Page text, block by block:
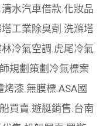
.清水汽車借款.化妝品
工業除臭劑 .洗滌塔
林冷氣空調.虎尾冷氣
規劃策劃 冷氣標案
烤漆.無膜標.ASA國
買賣.遊艇銷售.台南